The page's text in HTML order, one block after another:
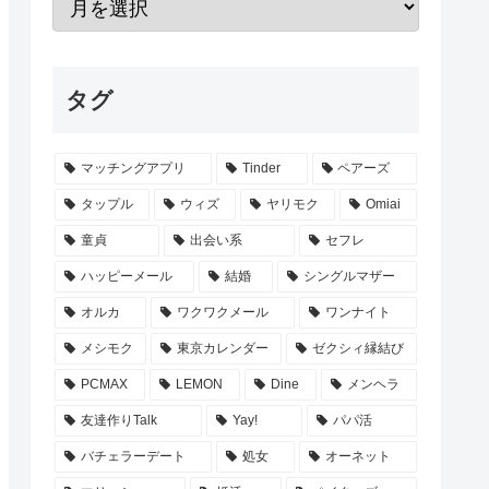
タグ
マッチングアプリ Tinder ペアーズ
タップル ウィズ ヤリモク Omiai
童貞 出会い系 セフレ
ハッピーメール 結婚 シングルマザー
オルカ ワクワクメール ワンナイト
メシモク 東京カレンダー ゼクシィ縁結び
PCMAX LEMON Dine メンヘラ
友達作りTalk Yay! パパ活
バチェラーデート 処女 オーネット